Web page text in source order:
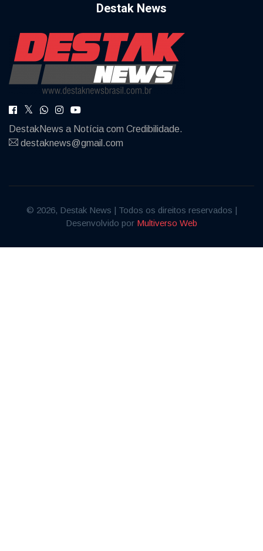
Destak News
DestakNews a Notícia com Credibilidade.
destaknews@gmail.com
© 2026, Destak News | Todos os direitos reservados |
Desenvolvido por Multiverso Web